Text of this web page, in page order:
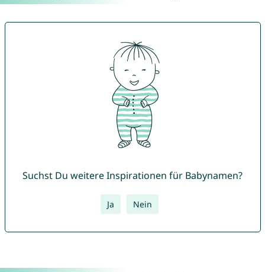
Suchst Du weitere Inspirationen für Babynamen?
Ja Nein